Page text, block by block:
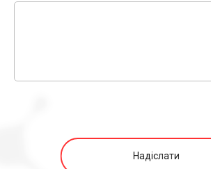
Надіслати